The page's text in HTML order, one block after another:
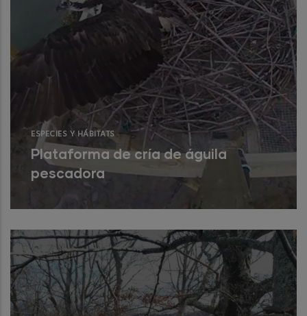
ESPECIES Y HÁBITATS
Plataforma de cría de águila
pescadora
Instalación y seguimiento multimedia de
plataforma de cría de águila pescadora.
Read More